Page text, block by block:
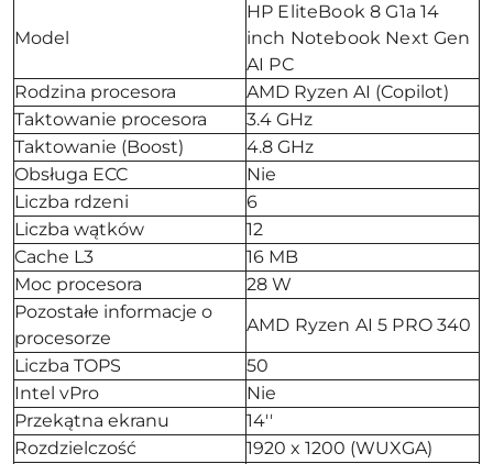
Model
HP EliteBook 8 G1a 14
inch Notebook Next Gen
AI PC
Rodzina procesora
AMD Ryzen AI (Copilot)
Taktowanie procesora
3.4 GHz
Taktowanie (Boost)
4.8 GHz
Obsługa ECC
Nie
Liczba rdzeni
6
Liczba wątków
12
Cache L3
16 MB
Moc procesora
28 W
Pozostałe informacje o
procesorze
AMD Ryzen AI 5 PRO 340
Liczba TOPS
50
Intel vPro
Nie
Przekątna ekranu
14''
Rozdzielczość
1920 x 1200 (WUXGA)